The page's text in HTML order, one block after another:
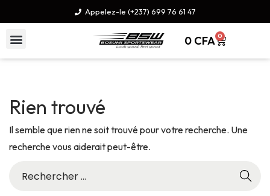
Appelez-le (+237) 699 76 61 47
0 CFA 0
Rien trouvé
Il semble que rien ne soit trouvé pour votre recherche. Une
recherche vous aiderait peut-être.